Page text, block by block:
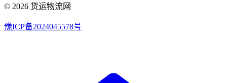
© 2026 货运物流网
豫ICP备2024045578号